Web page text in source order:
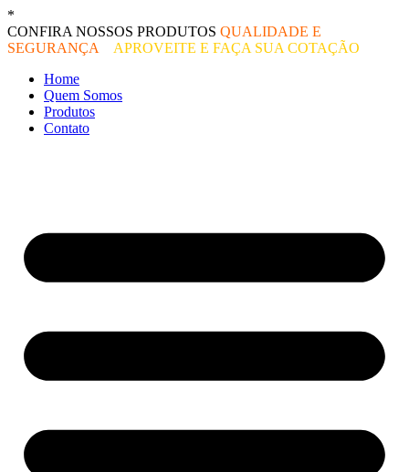
Ir
para
o
*
CONFIRA NOSSOS PRODUTOS QUALIDADE E
SEGURANÇA
APROVEITE E FAÇA SUA COTAÇÃO
Home
Quem Somos
Produtos
Contato